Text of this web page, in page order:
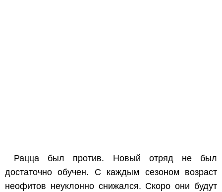
Рацца был против. Новый отряд не был
достаточно обучен. С каждым сезоном возраст
неофитов неуклонно снижался. Скоро они будут